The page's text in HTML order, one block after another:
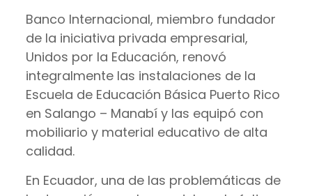
Banco Internacional, miembro fundador
de la iniciativa privada empresarial,
Unidos por la Educación, renovó
integralmente las instalaciones de la
Escuela de Educación Básica Puerto Rico
en Salango – Manabí y las equipó con
mobiliario y material educativo de alta
calidad.
En Ecuador, una de las problemáticas de